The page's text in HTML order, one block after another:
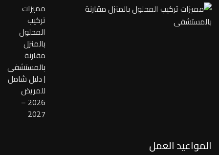
مميزات
تركيب
المحلول
بالمنزل
مقارنة
بالمستشفى
| دليل شامل
للمريض
2026 –
2027
المواعيد العمل